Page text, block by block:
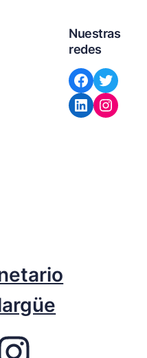
Nuestras
redes
Facebook
Twitter
LinkedIn
Instagram